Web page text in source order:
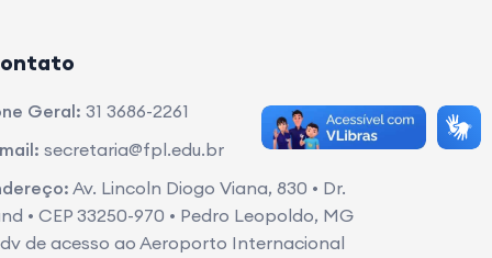
Geral: 31 3686-2261
secretaria@fpl.edu.br
Av. Lincoln Diogo Viana, 830 • Dr.
• CEP 33250-970 • Pedro Leopoldo, MG
de acesso ao Aeroporto Internacional